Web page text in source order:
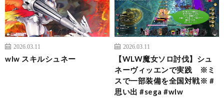
2026.03.11
wlw スキルシュネー
2026.03.11
【WLW魔女ソロ討伐】シュ
ネーヴィッエンで実践 ※ミ
スで一部装備を全国対戦※ #
思い出 #sega #wlw